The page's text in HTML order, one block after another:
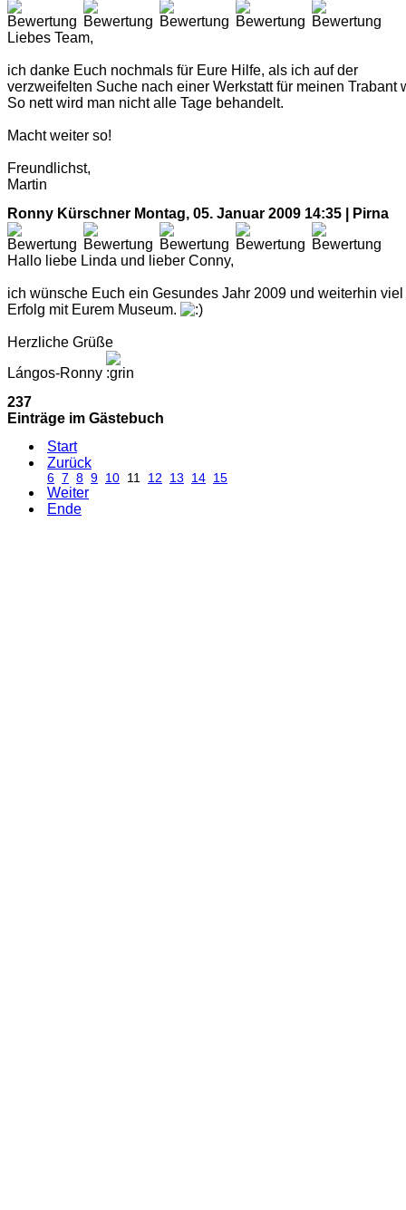
Liebes Team,
ich danke Euch nochmals für Eure Hilfe, als ich auf der
verzweifelten Suche nach einer Werkstatt für meinen Trabant
So nett wird man nicht alle Tage behandelt.
Macht weiter so!
Freundlichst,
Martin
Ronny Kürschner Montag, 05. Januar 2009 14:35 | Pirna
Hallo liebe Linda und lieber Conny,
ich wünsche Euch ein Gesundes Jahr 2009 und weiterhin viel
Erfolg mit Eurem Museum.
Herzliche Grüße
Lángos-Ronny
237
Einträge im Gästebuch
Start
Zurück
6 7 8 9 10 11 12 13 14 15
Weiter
Ende